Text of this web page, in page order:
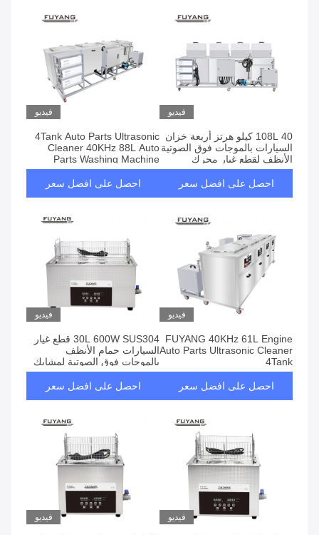
فيديو
108L 40 كيلو هرتز أربعة خزان
السيارات بالموجات فوق الصوتية
الأنظف لقطع غيار محرك
السيارة
احصل على افضل سعر
فيديو
4Tank Auto Parts Ultrasonic
Cleaner 40KHz 88L Auto
Parts Washing Machine
احصل على افضل سعر
فيديو
FUYANG 40KHz 61L Engine
Auto Parts Ultrasonic Cleaner
4Tank
احصل على افضل سعر
فيديو
30L 600W SUS304 قطع غيار
السيارات حمام الأنظف
بالموجات فوق الصوتية لمشابك
الحاجب في صالون التجميل
احصل على افضل سعر
فيديو فيديو